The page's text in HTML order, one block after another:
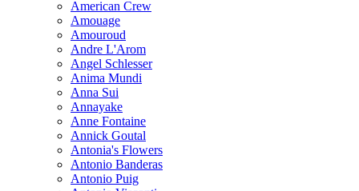
American Crew
Amouage
Amouroud
Andre L'Arom
Angel Schlesser
Anima Mundi
Anna Sui
Annayake
Anne Fontaine
Annick Goutal
Antonia's Flowers
Antonio Banderas
Antonio Puig